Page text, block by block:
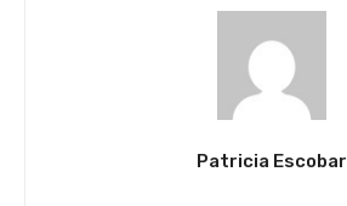
Patricia Escobar